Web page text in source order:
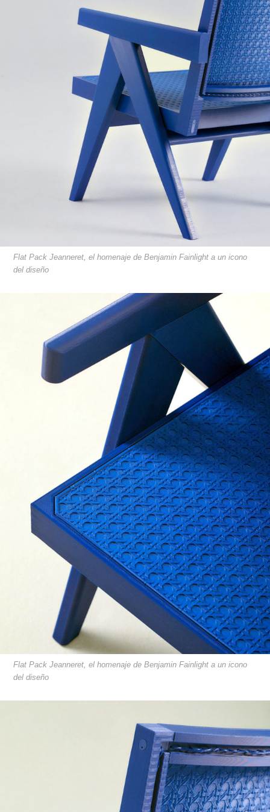
Flat Pack Jeanneret, el homenaje de Benjamin Fainlight a un icono
del diseño
Flat Pack Jeanneret, el homenaje de Benjamin Fainlight a un icono
del diseño